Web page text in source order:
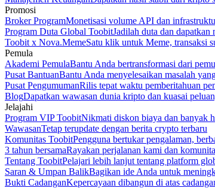
Promosi
Broker ProgramMonetisasi volume API dan
Program Duta Global ToobitJadilah duta dan
Toobit x Nova.MemeSatu klik untuk Meme, transaksi
Pemula
Akademi PemulaBantu Anda bertransformasi dari
Pusat BantuanBantu Anda menyelesaikan masalah
Pusat PengumumanRilis tepat waktu pemberitahuan
BlogDapatkan wawasan dunia kripto dan kuasai
Jelajahi
Program VIP ToobitNikmati diskon biaya dan banyak
WawasanTetap terupdate dengan berita crypto terbaru
Komunitas ToobitPengguna bertukar pengalaman,
3 tahun bersamaRayakan perjalanan kami dan
Tentang ToobitPelajari lebih lanjut tentang platform
Saran & Umpan BalikBagikan ide Anda untuk
Bukti CadanganKepercayaan dibangun di atas